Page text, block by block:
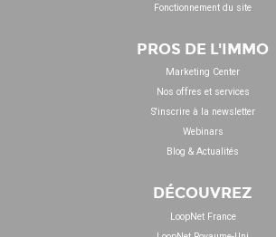
Fonctionnement du site
PROS DE L'IMMO
Marketing Center
Nos offres et services
S'inscrire à la newsletter
Webinars
Blog & Actualités
DÉCOUVREZ
LoopNet France